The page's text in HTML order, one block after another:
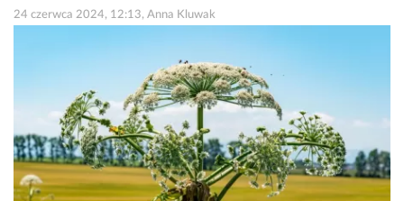
24 czerwca 2024, 12:13, Anna Kluwak